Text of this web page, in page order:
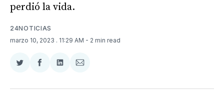
perdió la vida.
24NOTICIAS
marzo 10, 2023 . 11:29 AM - 2 min read
Compartir
Twitter
Compartir
Facebook
Compartir
LinkedIn
Compartir
Email